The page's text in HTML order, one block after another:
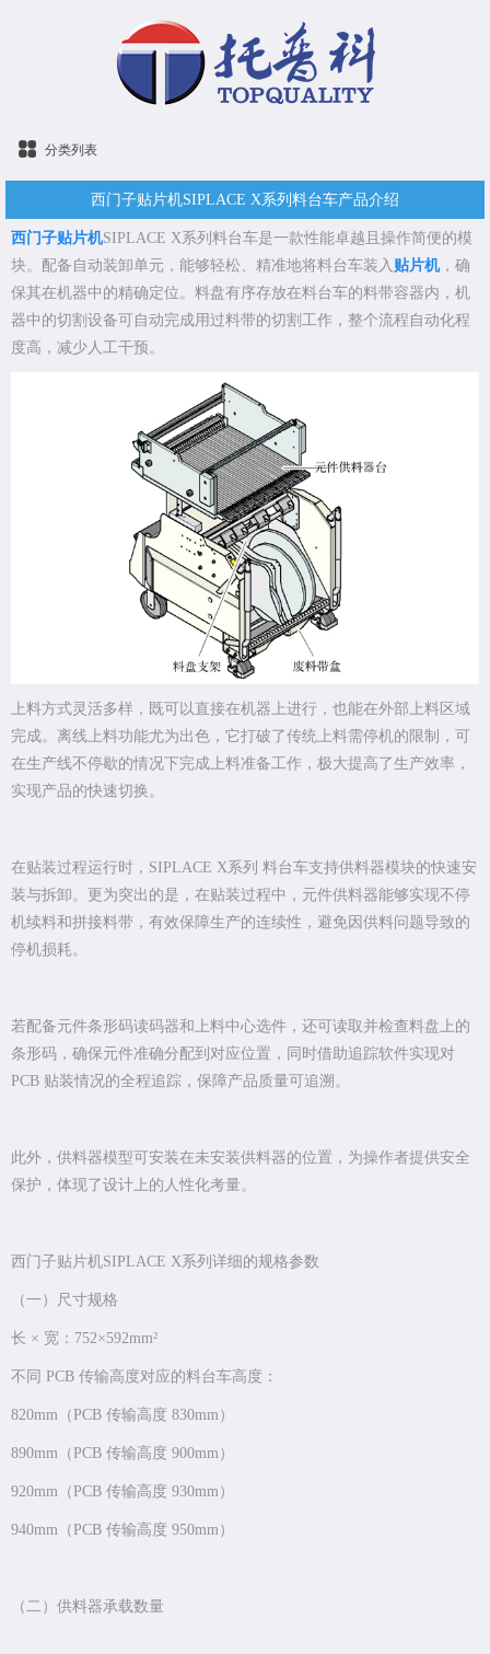
分类列表
西门子贴片机SIPLACE X系列料台车产品介绍
西门子贴片机SIPLACE X系列料台车是一款性能卓越且操作简便的模
块。配备自动装卸单元，能够轻松、精准地将料台车装入 贴片机，确
保其在机器中的精确定位。料盘有序存放在料台车的料带容器内，机
器中的切割设备可自动完成用过料带的切割工作，整个流程自动化程
度高，减少人工干预。
上料方式灵活多样，既可以直接在机器上进行，也能在外部上料区域
完成。离线上料功能尤为出色，它打破了传统上料需停机的限制，可
在生产线不停歇的情况下完成上料准备工作，极大提高了生产效率，
实现产品的快速切换。
在贴装过程运行时，SIPLACE X系列 料台车支持供料器模块的快速安
装与拆卸。更为突出的是，在贴装过程中，元件供料器能够实现不停
机续料和拼接料带，有效保障生产的连续性，避免因供料问题导致的
停机损耗。
若配备元件条形码读码器和上料中心选件，还可读取并检查料盘上的
条形码，确保元件准确分配到对应位置，同时借助追踪软件实现对
PCB 贴装情况的全程追踪，保障产品质量可追溯。
此外，供料器模型可安装在未安装供料器的位置，为操作者提供安全
保护，体现了设计上的人性化考量。
西门子贴片机SIPLACE X系列详细的规格参数
（一）尺寸规格
长 × 宽：752×592mm²
不同 PCB 传输高度对应的料台车高度：
820mm（PCB 传输高度 830mm）
890mm（PCB 传输高度 900mm）
920mm（PCB 传输高度 930mm）
940mm（PCB 传输高度 950mm）
（二）供料器承载数量